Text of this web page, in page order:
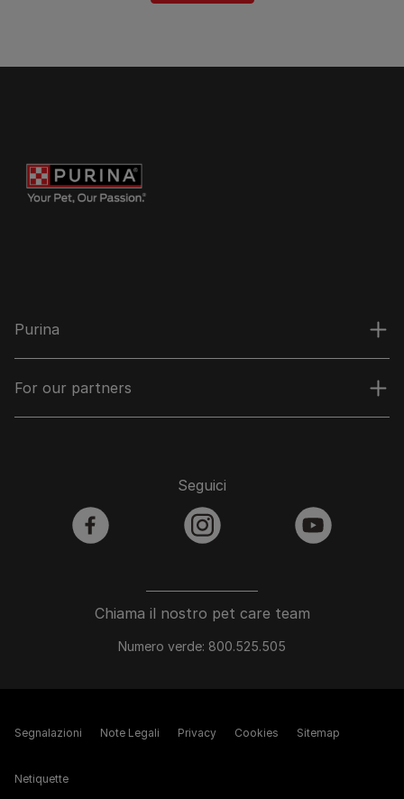
Purina
For our partners
Chiama il nostro pet care team
Numero verde: 800.525.505
Seguici
facebook instagram youtube
Segnalazioni Note Legali Privacy Cookies Sitemap
Netiquette